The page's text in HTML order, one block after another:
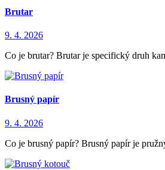
Brutar
9. 4. 2026
Co je brutar? Brutar je specifický druh
Brusný papír
9. 4. 2026
Co je brusný papír? Brusný papír je